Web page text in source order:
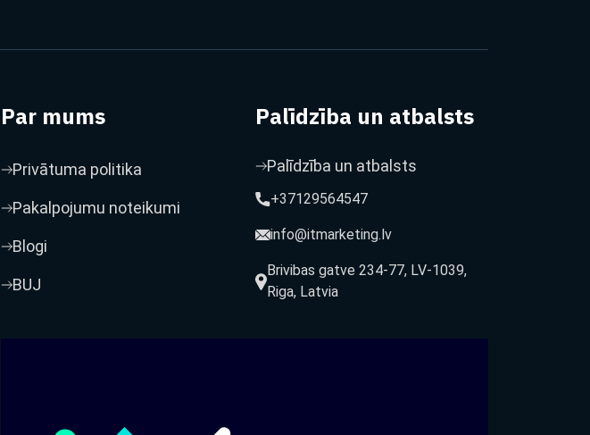
Par mums
Privātuma politika
Pakalpojumu noteikumi
Blogi
BUJ
Palīdzība un atbalsts
Palīdzība un atbalsts
+37129564547
info@itmarketing.lv
Brivibas gatve 234-77, LV-1039,
Riga, Latvia